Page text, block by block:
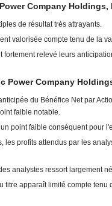
Company Holdings,
de résultat très attrayants.
valorisée compte tenu de la
fortement relevé leurs
Power Company
du Bénéfice Net par
faible notable.
point faible conséquent pour
les profits attendus par les
analystes ressort largement
titre apparaît limité compte tenu